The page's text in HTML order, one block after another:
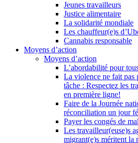
Jeunes travailleurs
Justice alimentaire
La solidarité mondiale
Les chauffeur(e)s
Cannabis responsable
Moyens d’action
Moyens d’action
L’abordabilité pour
La violence ne fait pas
tâche : Respectez les
en première ligne!
Faire de la Journée
réconciliation un jour
Payer les congés de
Les travailleur(euse)s
migrant(e)s méritent la